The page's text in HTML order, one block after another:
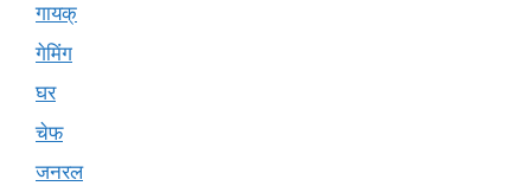
गायक्
गेमिंग
घर
चेफ
जनरल